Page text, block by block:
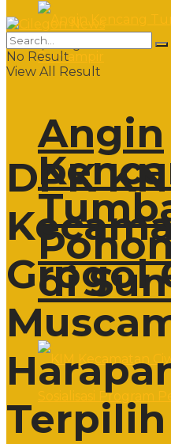
Angin
di
Senin, 10 Agustus 2026
No Result
View All Result
DPK
Grogol
Terpilih